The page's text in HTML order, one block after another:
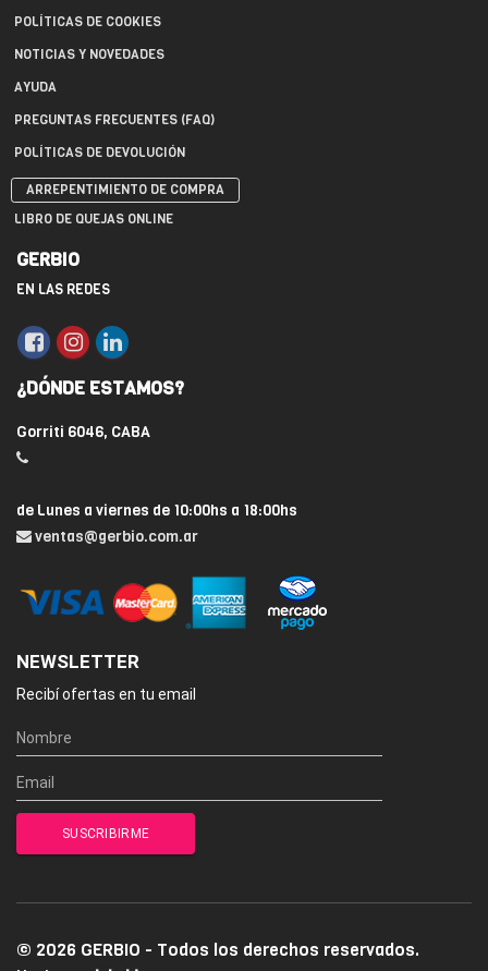
POLÍTICAS DE COOKIES
NOTICIAS Y NOVEDADES
AYUDA
PREGUNTAS FRECUENTES (FAQ)
POLÍTICAS DE DEVOLUCIÓN
ARREPENTIMIENTO DE COMPRA
LIBRO DE QUEJAS ONLINE
GERBIO
EN LAS REDES
¿DÓNDE ESTAMOS?
Gorriti 6046, CABA
de Lunes a viernes de 10:00hs a 18:00hs
ventas@gerbio.com.ar
NEWSLETTER
Recibí ofertas en tu email
© 2026 GERBIO - Todos los derechos reservados.